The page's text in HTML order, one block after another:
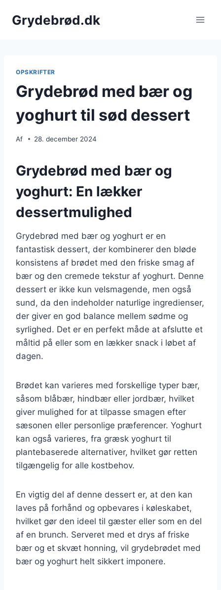
Grydebrød.dk
OPSKRIFTER
Grydebrød med bær og
yoghurt til sød dessert
Af 28. december 2024
Grydebrød med bær og
yoghurt: En lækker
dessertmulighed
Grydebrød med bær og yoghurt er en
fantastisk dessert, der kombinerer den bløde
konsistens af brødet med den friske smag af
bær og den cremede tekstur af yoghurt. Denne
dessert er ikke kun velsmagende, men også
sund, da den indeholder naturlige ingredienser,
der giver en god balance mellem sødme og
syrlighed. Det er en perfekt måde at afslutte et
måltid på eller som en lækker snack i løbet af
dagen.
Brødet kan varieres med forskellige typer bær,
såsom blåbær, hindbær eller jordbær, hvilket
giver mulighed for at tilpasse smagen efter
sæsonen eller personlige præferencer. Yoghurt
kan også varieres, fra græsk yoghurt til
plantebaserede alternativer, hvilket gør retten
tilgængelig for alle kostbehov.
En vigtig del af denne dessert er, at den kan
laves på forhånd og opbevares i køleskabet,
hvilket gør den ideel til gæster eller som en del
af en brunch. Serveret med et drys af friske
bær og et skvæt honning, vil grydebrødet med
bær og yoghurt helt sikkert imponere.